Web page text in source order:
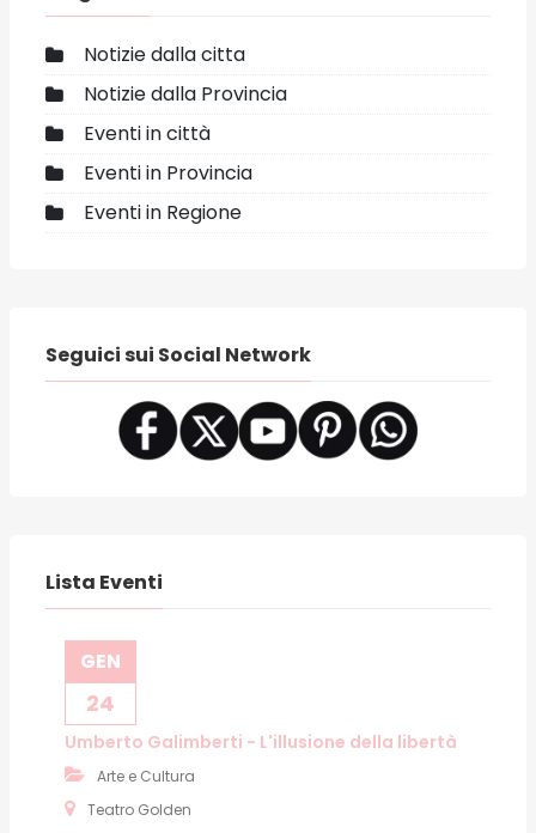
Notizie dalla citta
Notizie dalla Provincia
Eventi in città
Eventi in Provincia
Eventi in Regione
Seguici sui Social Network
Lista Eventi
GEN
24
Umberto Galimberti - L'illusione della libertà
Arte e Cultura
Teatro Golden